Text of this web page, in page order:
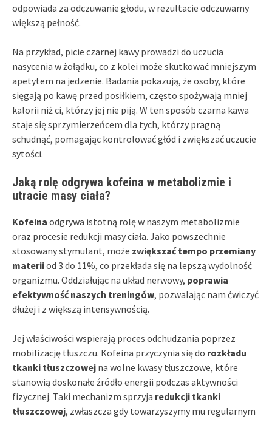
odpowiada za odczuwanie głodu, w rezultacie odczuwamy
większą pełność.
Na przykład, picie czarnej kawy prowadzi do uczucia
nasycenia w żołądku, co z kolei może skutkować mniejszym
apetytem na jedzenie. Badania pokazują, że osoby, które
sięgają po kawę przed posiłkiem, często spożywają mniej
kalorii niż ci, którzy jej nie piją. W ten sposób czarna kawa
staje się sprzymierzeńcem dla tych, którzy pragną
schudnąć, pomagając kontrolować głód i zwiększać uczucie
sytości.
Jaką rolę odgrywa kofeina w metabolizmie i
utracie masy ciała?
Kofeina odgrywa istotną rolę w naszym metabolizmie
oraz procesie redukcji masy ciała. Jako powszechnie
stosowany stymulant, może zwiększać tempo przemiany
materiiod 3 do 11%, co przekłada się na lepszą wydolność
organizmu. Oddziałując na układ nerwowy, poprawia
efektywność naszych treningów, pozwalając nam ćwiczyć
dłużej i z większą intensywnością.
Jej właściwości wspierają proces odchudzania poprzez
mobilizację tłuszczu. Kofeina przyczynia się do rozkładu
tkanki tłuszczowej na wolne kwasy tłuszczowe, które
stanowią doskonałe źródło energii podczas aktywności
fizycznej. Taki mechanizm sprzyja redukcji tkanki
tłuszczowej, zwłaszcza gdy towarzyszymy mu regularnym